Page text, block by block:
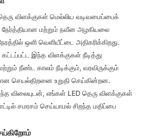
விளக்குகள் மெல்லிய வடிவமைப்பைக்
மற்றும் நவீன அழகியலை
ஒளி வெளியீட்டை அதிகரிக்கிறது.
இந்த விளக்குகள் நீடித்து
நீண்ட காலம் நீடிக்கும், வரவிருக்கும்
செயல்திறனை உறுதி செய்கின்றன.
விலையுடன், எங்கள் LED தெரு விளக்குகள்
சமரசம் செய்யாமல் சிறந்த மதிப்பை